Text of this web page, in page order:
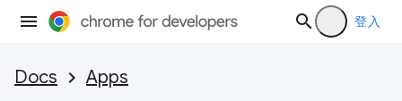
登入
Docs Apps